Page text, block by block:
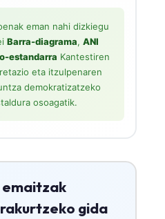
eman nahi dizkiegu
Barra-diagrama, ANI
estandarra Kantestiren
eta itzulpenaren
demokratizatzeko
osoagatik.
gida